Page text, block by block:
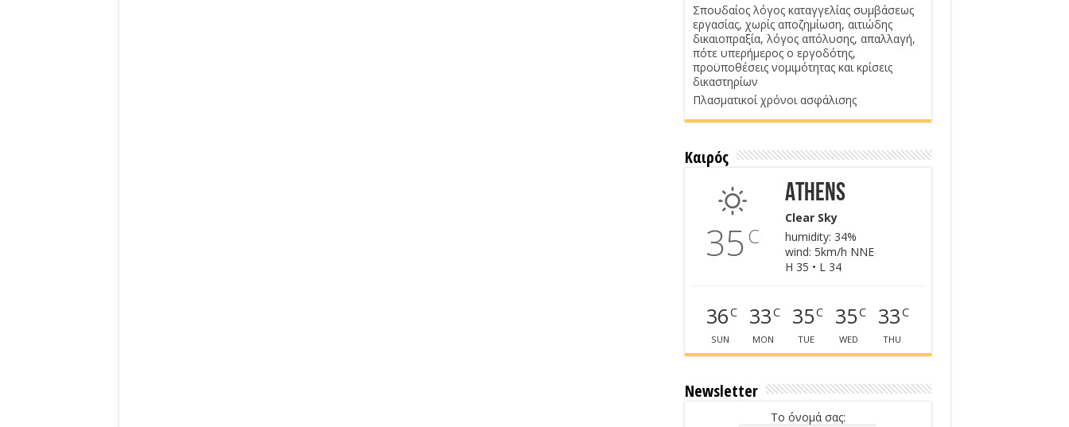
Σπουδαίος λόγος καταγγελίας συμβάσεως
εργασίας, χωρίς αποζημίωση, αιτιώδης
δικαιοπραξία, λόγος απόλυσης, απαλλαγή,
πότε υπερήμερος ο εργοδότης,
προϋποθέσεις νομιμότητας και κρίσεις
δικαστηρίων
Πλασματικοί χρόνοι ασφάλισης
Καιρός
35C
Athens
Clear Sky
humidity: 34%
wind: 5km/h NNE
H 35 • L 34
36C
SUN
33C
MON
35C
TUE
35C
WED
33C
THU
Newsletter
Το όνομά σας: